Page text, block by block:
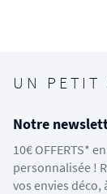
UN PETIT
Notre
10€ OFFERTS*
personnalisée !
vos envies déco,